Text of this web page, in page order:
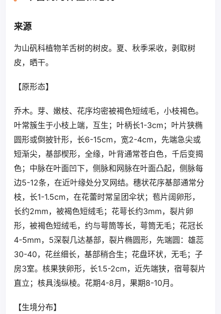
来源
为山矾科植物羊舌树的树皮。夏、秋季采收，剥取树
皮，晒干。
【原形态】
乔木。芽、嫩枝、花序均密被褐色短绒毛，小枝褐色。
叶常簇生于小枝上端，互生；叶柄长1-3cm；叶片狭椭
圆形或倒披针形，长6-15cm，宽2-4cm，先端急尖或
短渐尖，基部楔形，全缘，叶背通常苍白色，千后变揭
色；中脉在叶面凹下，侧脉和网脉在叶面凸起，侧脉每
边5-12条，在近叶缘处分叉网结。穗状花序基部通常分
枝，长1-1.5cm，在花蕾时常呈团伞状；苞片阔卵形，
长约2mm，被褐色短绒毛；花萼长约3mm，裂片卵
形，被褐色短绒毛，约与萼筒等长，萼筒无毛；花冠长
4-5mm，5深裂几达基部，裂片椭圆形，先端圆：雄蕊
30-40，花丝细长，基部稍合生；花盘环状，无毛；子
房3室。核果狭卵形，长1.5-2cm，近先端狭，宿萼裂片
直立；核具浅纵棱。花期4-8月，果期8-10月。
【生境分布】